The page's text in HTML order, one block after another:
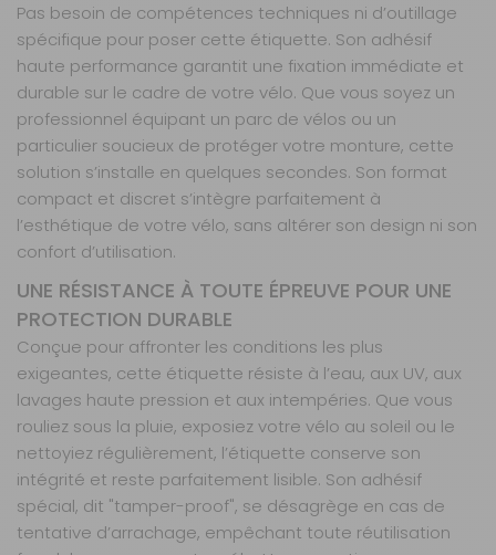
Pas besoin de compétences techniques ni d’outillage
spécifique pour poser cette étiquette. Son adhésif
haute performance garantit une fixation immédiate et
durable sur le cadre de votre vélo. Que vous soyez un
professionnel équipant un parc de vélos ou un
particulier soucieux de protéger votre monture, cette
solution s’installe en quelques secondes. Son format
compact et discret s’intègre parfaitement à
l’esthétique de votre vélo, sans altérer son design ni son
confort d’utilisation.
UNE RÉSISTANCE À TOUTE ÉPREUVE POUR UNE
PROTECTION DURABLE
Conçue pour affronter les conditions les plus
exigeantes, cette étiquette résiste à l’eau, aux UV, aux
lavages haute pression et aux intempéries. Que vous
rouliez sous la pluie, exposiez votre vélo au soleil ou le
nettoyiez régulièrement, l’étiquette conserve son
intégrité et reste parfaitement lisible. Son adhésif
spécial, dit "tamper-proof", se désagrège en cas de
tentative d’arrachage, empêchant toute réutilisation